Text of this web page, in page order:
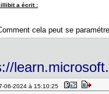
a écrit :
cela peut se
06-2024 à 15:10:25